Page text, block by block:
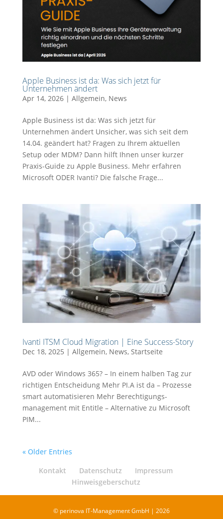
Apple Business ist da: Was sich jetzt für
Unternehmen ändert
Apr 14, 2026| Allgemein, News
Apple Business ist da: Was sich jetzt für
Unternehmen ändert Unsicher, was sich seit dem
14.04. geändert hat? Fragen zu Ihrem aktuellen
Setup oder MDM? Dann hilft Ihnen unser kurzer
Praxis-Guide zu Apple Business. Mehr erfahren
Microsoft ODER Ivanti? Die falsche Frage...
Ivanti ITSM Cloud Migration | Eine Success-Story
Dec 18, 2025 | Allgemein, News, Startseite
AVD oder Windows 365? – In einem halben Tag zur
richtigen Entscheidung Mehr PI.A ist da – Prozesse
smart automatisieren Mehr Berechtigungs-
management mit Entitle – Alternative zu Microsoft
PIM...
« Older Entries
Kontakt
Datenschutz
Impressum
Hinweisgeberschutz
© perinova IT-Management GmbH | 2026